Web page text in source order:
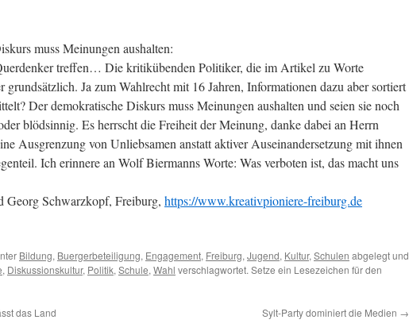
muss Meinungen aushalten:
treffen… Die kritikübenden Politiker, die im Artikel zu Worte
grundsätzlich. Ja zum Wahlrecht mit 16 Jahren, Informationen dazu aber sortiert
Der demokratische Diskurs muss Meinungen aushalten und seien sie noch
blödsinnig. Es herrscht die Freiheit der Meinung, danke dabei an Herrn
Ausgrenzung von Unliebsamen anstatt aktiver Auseinandersetzung mit ihnen
Ich erinnere an Wolf Biermanns Worte: Was verboten ist, das macht uns
Georg Schwarzkopf, Freiburg, https://www.kreativpioniere-freiburg.de
Bildung, Buergerbeteiligung, Engagement, Freiburg, Jugend, Kultur, Schulen abgelegt und
, Diskussionskultur, Politik, Schule, Wahl verschlagwortet. Setze ein Lesezeichen für den
das Land Sylt-Party dominiert die Medien →